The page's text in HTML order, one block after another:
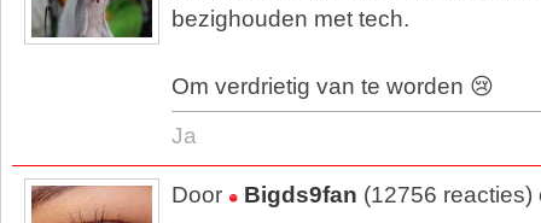
bezighouden met tech.
Om verdrietig van te worden 😢
Ja
Door Bigds9fan (12756